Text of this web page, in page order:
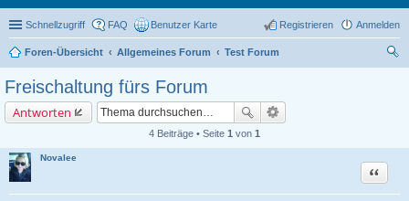
Schnellzugriff FAQ Benutzer Karte Anmelden
Registrieren
Foren-Übersicht Allgemeines Forum
Test Forum
Freischaltung fürs Forum
Antworten
4 Beiträge • Seite 1 von 1
Novalee
Zitat